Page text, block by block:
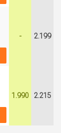
- 2.199
1.990 2.215